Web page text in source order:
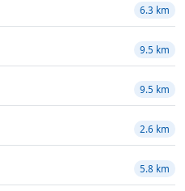
6.3 km
9.5 km
9.5 km
2.6 km
5.8 km